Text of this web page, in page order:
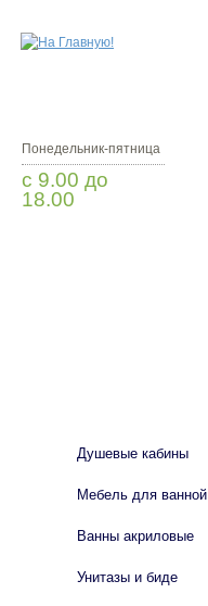
Понедельник-пятница
с 9.00 до
18.00
Душевые кабины
Мебель для ванной
Ванны акриловые
Унитазы и биде